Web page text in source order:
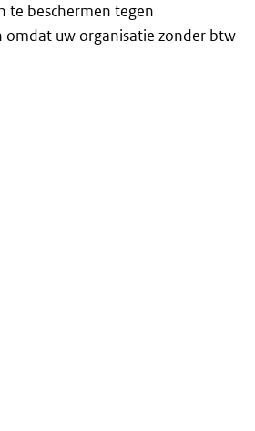
te beschermen tegen
omdat uw organisatie zonder btw